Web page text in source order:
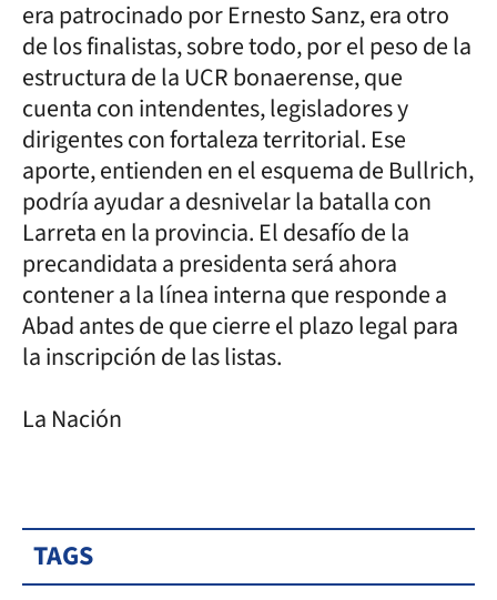
era patrocinado por Ernesto Sanz, era otro
de los finalistas, sobre todo, por el peso de la
estructura de la UCR bonaerense, que
cuenta con intendentes, legisladores y
dirigentes con fortaleza territorial. Ese
aporte, entienden en el esquema de Bullrich,
podría ayudar a desnivelar la batalla con
Larreta en la provincia. El desafío de la
precandidata a presidenta será ahora
contener a la línea interna que responde a
Abad antes de que cierre el plazo legal para
la inscripción de las listas.
La Nación
TAGS